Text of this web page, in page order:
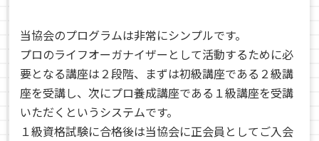
当協会のプログラムは非常にシンプルです。
プロのライフオーガナイザーとして活動するために必
要となる講座は２段階、まずは初級講座である２級講
座を受講し、次にプロ養成講座である１級講座を受講
いただくというシステムです。
１級資格試験に合格後は当協会に正会員としてご入会